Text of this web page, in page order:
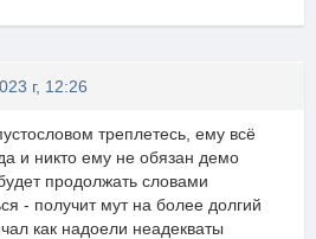
г, 12:26
треплетесь, ему всё
и никто ему не обязан демо
продолжать словами
- получит мут на более долгий
как надоели неадекваты